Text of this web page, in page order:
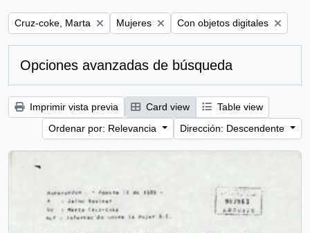
Remove filter:
Cruz-coke, Marta Remove filter:
Mujeres Remove filter:
Con objetos digitales
Opciones avanzadas de búsqueda
Imprimir vista previa Card view
Table view
Ordenar por: Relevancia
Dirección: Descendente